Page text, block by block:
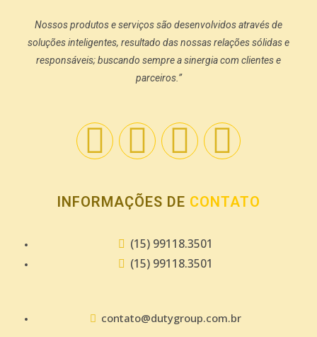
Nossos produtos e serviços são desenvolvidos através de
soluções inteligentes, resultado das nossas relações sólidas e
responsáveis; buscando sempre a sinergia com clientes e
parceiros.”
INFORMAÇÕES DE CONTATO
(15) 99118.3501
(15) 99118.3501
contato@dutygroup.com.br